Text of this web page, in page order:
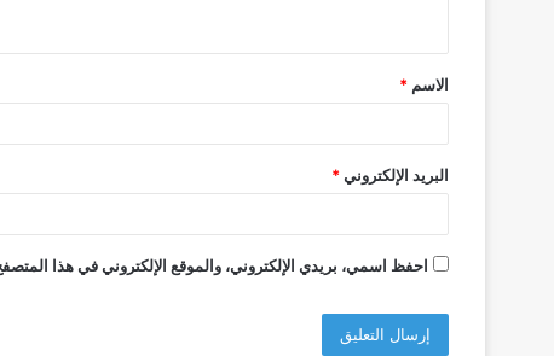
ق
*
الاسم *
البريد الإلكتروني *
احفظ اسمي، بريدي الإلكتروني، والموقع الإلكتروني في هذا